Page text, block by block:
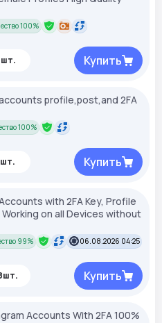
100%
Купить
profile,post,and 2FA
100%
Купить
with 2FA Key, Profile
on all Devices without
99%
06.08.2026 04:25
Купить
Accounts With 2FA 100%